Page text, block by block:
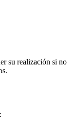
su realización si no